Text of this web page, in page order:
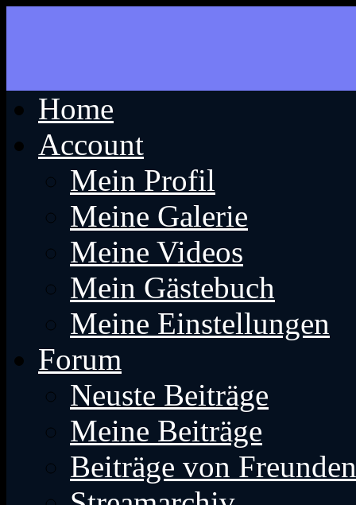
Home
Account
Mein Profil
Meine Galerie
Meine Videos
Mein Gästebuch
Meine Einstellungen
Forum
Neuste Beiträge
Meine Beiträge
Beiträge von Freunden